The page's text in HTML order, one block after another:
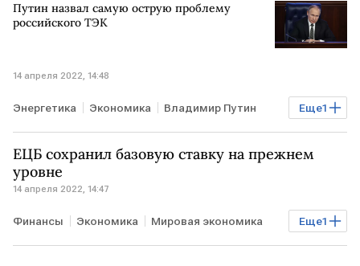
Путин назвал самую острую проблему
российского ТЭК
14 апреля 2022, 14:48
Еще1
Энергетика Экономика Владимир Путин
ТЭК
ЕЦБ сохранил базовую ставку на прежнем
уровне
14 апреля 2022, 14:47
Еще1
Финансы Экономика Мировая экономика
ЕЦБ